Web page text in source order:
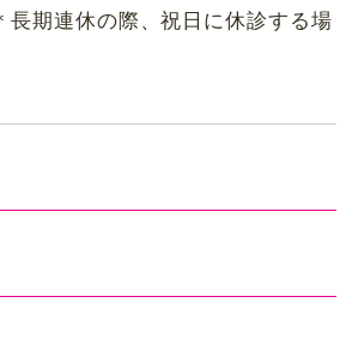
長期連休の際、祝日に休診する場